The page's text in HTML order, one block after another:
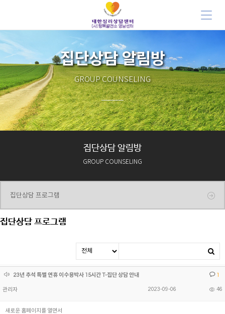
집단상담 알림방
GROUP COUNSELING
집단상담 알림방
GROUP COUNSELING
집단상담 프로그램
집단상담 프로그램
23년 추석 특별 연휴 이수용박사 15시간 T-집단 상담 안내 1
관리자 46
2023-09-06
새로운 홈페이지를 열면서